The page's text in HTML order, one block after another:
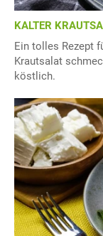
KALTER
Ein tolles Rezept
Krautsalat
köstlich.